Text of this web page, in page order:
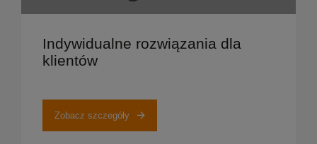
Indywidualne rozwiązania dla
klientów
Zobacz szczegóły